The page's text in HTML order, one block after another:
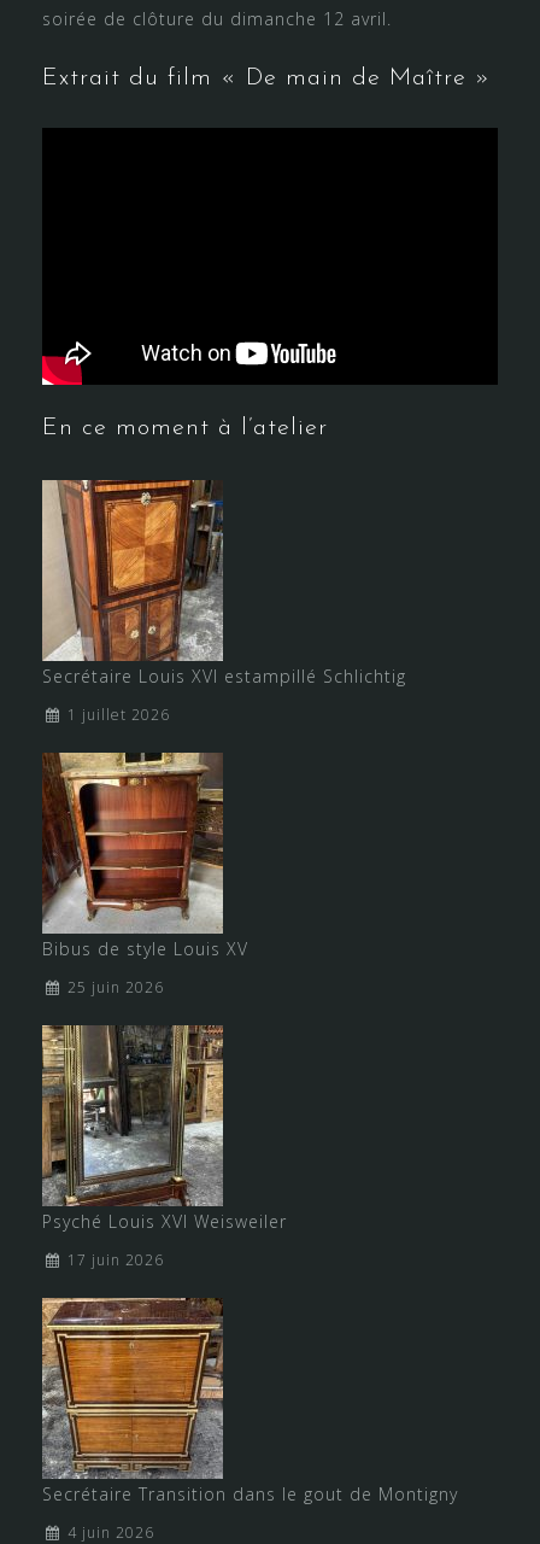
soirée de clôture du dimanche 12 avril.
Extrait du film « De main de Maître »
En ce moment à l’atelier
Secrétaire Louis XVI estampillé Schlichtig
1 juillet 2026
Bibus de style Louis XV
25 juin 2026
Psyché Louis XVI Weisweiler
17 juin 2026
Secrétaire Transition dans le gout de Montigny
4 juin 2026